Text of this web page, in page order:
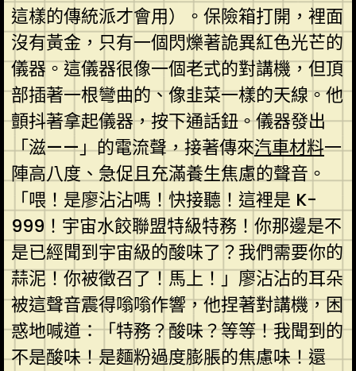
這樣的傳統派才會用）。保險箱打開，裡面
沒有黃金，只有一個閃爍著詭異紅色光芒的
儀器。這儀器很像一個老式的對講機，但頂
部插著一根彎曲的、像韭菜一樣的天線。他
顫抖著拿起儀器，按下通話鈕。儀器發出
「滋——」的電流聲，接著傳來汽車材料一
陣高八度、急促且充滿養生焦慮的聲音。
「喂！是廖沾沾嗎！快接聽！這裡是 K-
999！宇宙水餃聯盟特級特務！你那邊是不
是已經聞到宇宙級的酸味了？我們需要你的
蒜泥！你被徵召了！馬上！」廖沾沾的耳朵
被這聲音震得嗡嗡作響，他捏著對講機，困
惑地喊道：「特務？酸味？等等！我聞到的
不是酸味！是麵粉過度膨脹的焦慮味！還